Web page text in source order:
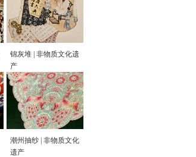
锦灰堆 | 非物质文化遗
产
潮州抽纱 | 非物质文化
遗产